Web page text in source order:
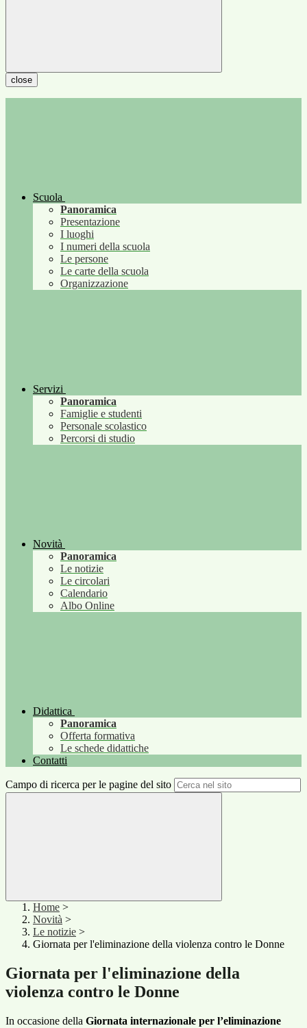
close
Scuola
Panoramica
Presentazione
I luoghi
I numeri della scuola
Le persone
Le carte della scuola
Organizzazione
Servizi
Panoramica
Famiglie e studenti
Personale scolastico
Percorsi di studio
Novità
Panoramica
Le notizie
Le circolari
Calendario
Albo Online
Didattica
Panoramica
Offerta formativa
Le schede didattiche
Contatti
Campo di ricerca per le pagine del sito
Home >
Novità >
Le notizie >
Giornata per l'eliminazione della violenza contro le Donne
Giornata per l'eliminazione della
violenza contro le Donne
In occasione della Giornata internazionale per l’eliminazione